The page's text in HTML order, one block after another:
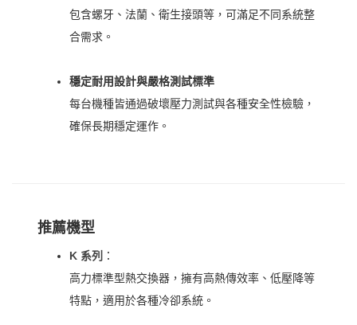
包含螺牙、法蘭、衛生接頭等，可滿足不同系統整
合需求。
穩定耐用設計與嚴格測試標準
每台機種皆通過破壞壓力測試與各種安全性檢驗，
確保長期穩定運作。
推薦機型
K 系列
：
高力標準型熱交換器，擁有高熱傳效率、低壓降等
特點，適用於各種冷卻系統。